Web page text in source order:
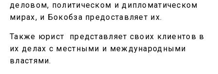
деловом, политическом и дипломатическом
мирах, и Бокобза предоставляет их.
Также юрист представляет своих клиентов в
их делах с местными и международными
властями.